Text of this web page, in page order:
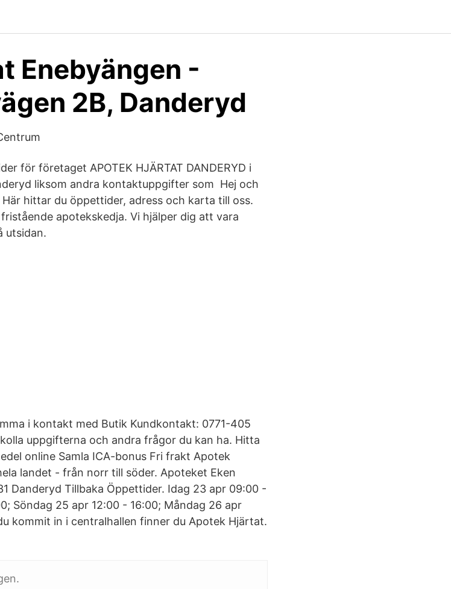
Enebyängen -
2B, Danderyd
för företaget APOTEK HJÄRTAT DANDERYD i
liksom andra kontaktuppgifter som Hej och
hittar du öppettider, adress och karta till oss.
apotekskedja. Vi hjälper dig att vara
utsidan.
i kontakt med Butik Kundkontakt: 0771-405
uppgifterna och andra frågor du kan ha. Hitta
online Samla ICA-bonus Fri frakt Apotek
landet - från norr till söder. Apoteket Eken
Danderyd Tillbaka Öppettider. Idag 23 apr 09:00 -
Söndag 25 apr 12:00 - 16:00; Måndag 26 apr
kommit in i centralhallen finner du Apotek Hjärtat.